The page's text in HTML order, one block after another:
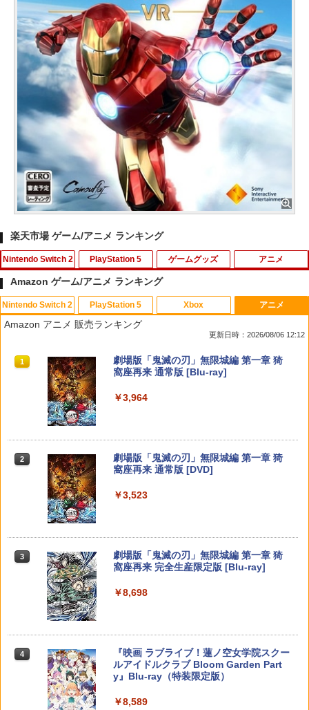
楽天市場 ゲーム/アニメ ランキング
Nintendo Switch 2
1
スーパー マリオパーティ ジャンボリー
Nintendo Switch 2 Edition ＋ ジャンボ
リーTV Switch 2【ポスト投函】
￥7,882
for Nintendo Switch 2 - ブラック 【任
2年保証
3
【8/05.8/10限定！お買い物マラソン×5の
つく日｜ポイント最大49.5倍】【新品未
開封】バイオハザード レクイエム 通常
版/Switch 2【日曜日以外即日発送】※レ
4
【特典】ドラゴンクエストVII Reimagin
ed NintendoSwitch2版(40周年スライム
アクリルチャーム)
￥7,987
PlayStation 5
1
【早期購入特典付き】【2026年10月29
日発売】 スパイクチュンソフト｜Spike
Chunsoft Dune: Awakening【PS5】
￥5,740
MASTER COLLECTION Vol.2 [PS5版]
ァイバータオル付★
3
【特典】BLUE REFLECTION Quartet:
少女たちのキセキ PS5版(【早期購入特
典】特別フォトフレーム「Quartet」)
4
【特典】STEINS;GATE RE:BOOT PS5
版(【早期購入同梱特典】「STEINS;GAT
E 変移空間のオクテット」DLC)
￥6,358
ゲームグッズ
1
NewスーパーマリオブラザーズWii ノコ
ノコエアホッケー
テレビ麻雀ゲーム 家庭用 麻雀ゲーム 一
者 シニア プレゼント 父親 祖父 おうち時
間 敬老の日 父の日 ギフト 3ヶ月保証 EF
-HO09
3 【中古】ファイナルファンタジーIV
￥3,799
ーム 4タイトル収録 HDMI 差すだけ ワイ
ヤレスコントローラー 付き 麻雀 将棋 脳
トレ ゲーム イーハトーヴォ物語 サラブ
レッドブリーダー3 KTFC-008B【メール
アニメ
1
スマイルスライム ラメでキラキラ！キー
ホルダー キングスライム
【BLU-R】超かぐや姫！ Blu-ray通常版
空の兵 大坂冬の陣 篇ー【Blu-ray】 [ 本
Amazon ゲーム/アニメ ランキング
Nintendo Switch 2
1
スプラトゥーン レイダース|オンライン
コード版
￥5,832
2 スプラトゥーン レイダース -Switch2
3 Nintendo Switch 2(日本語・国内専用)
4
ニンテンドープリペイド番号 9000円|オ
ンラインコード版
￥9,000
PlayStation 5
1
PlayStation 5 デジタル・エディション
日本語専用 Console Language: Japan
2
Beast of Reincarnation -PS5 【特典】
プロダクトコード 封入
￥7,286
3
【純正品】ディスクドライブ(CFI-ZDD1
J) PlayStation 5
￥11,849
トローラー ミッドナイト ブラック(CFI-
ZCT2J01)
Xbox
1
Xbox プリペイドカード 10,000円 デジ
タルコード 【旧 Xbox ギフトカード】
2
Xbox プリペイドカード 1,000円 デジタ
ルコード 【旧 Xbox ギフトカード】 [オ
3
【純正品】Xbox ワイヤレス コントロー
ラー + USB-C® ケーブル
￥8,300
4
Xbox プリペイドカード 5,000円 デジタ
ルコード 【旧 Xbox ギフトカード】 [オ
ンラインコード]
アニメ
Amazon アニメ 販売ランキング
更新日時：2026/08/06 12:12
1
劇場版「鬼滅の刃」無限城編 第一章 猗
窩座再来 通常版 [Blu-ray]
￥3,964
2
劇場版「鬼滅の刃」無限城編 第一章 猗
窩座再来 通常版 [DVD]
￥3,523
3
劇場版「鬼滅の刃」無限城編 第一章 猗
窩座再来 完全生産限定版 [Blu-ray]
￥8,698
4
『映画 ラブライブ！蓮ノ空女学院スクー
ルアイドルクラブ Bloom Garden Part
y』Blu-ray（特装限定版）
￥8,589